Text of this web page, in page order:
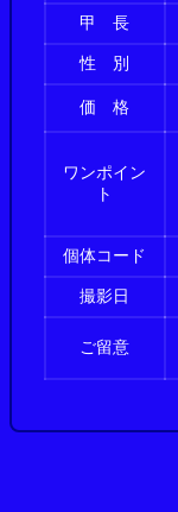
甲 長
性 別
価 格
ワンポイン
ト
個体コード
撮影日
ご留意